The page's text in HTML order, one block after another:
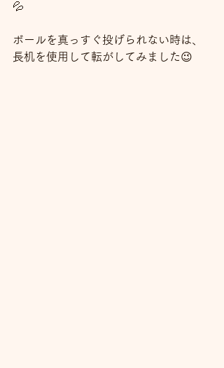
💦
ボールを真っすぐ投げられない時は、
長机を使用して転がしてみました😉